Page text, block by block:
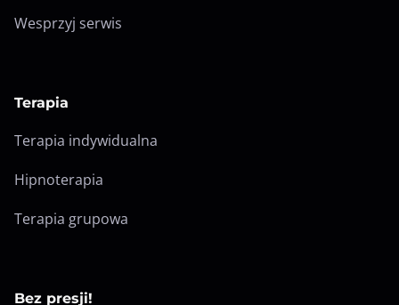
Wesprzyj serwis
Terapia
Terapia indywidualna
Hipnoterapia
Terapia grupowa
Bez presji!